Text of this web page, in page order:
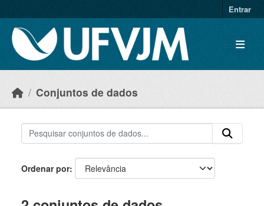
Entrar
Conjuntos de dados
Ordenar por